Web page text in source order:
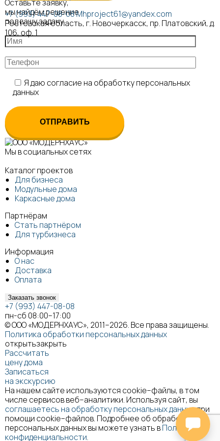
+7 (993) 447-08-08Mhproject61@yandex.com
Ростовская область, г. Новочеркасск, пр. Платовский, д.
106, оф. 1
Оставьте заявку,
мы найдём решение
под вашу задачу
Я даю согласие на обработку персональных
данных
Мы в социальных сетях
Каталог проектов
Для бизнеса
Модульные дома
Каркасные дома
Партнёрам
Стать партнёром
Для турбизнеса
Информация
О нас
Доставка
Оплата
Заказать звонок
+7 (993) 447-08-08
пн-сб 08:00–17:00
© ООО «МОДЕРНХАУС», 2011–2026. Все права защищены.
Политика обработки персональных данных
открытьзакрыть
Рассчитать
цену дома
Записаться
на экскурсию
На нашем сайте используются cookie–файлы, в том
числе сервисов веб–аналитики. Используя сайт, вы
соглашаетесь на обработку персональных данныхпри
помощи cookie–файлов. Подробнее об обработке
персональных данных вы можете узнать вПолитике
конфиденциальности.